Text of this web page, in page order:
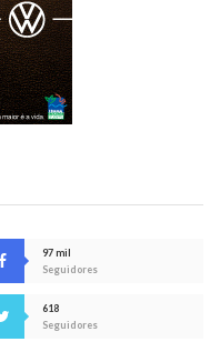
97 mil
Seguidores
618
Seguidores